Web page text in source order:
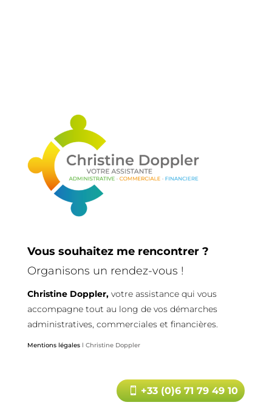
Vous souhaitez me rencontrer ?
Organisons un rendez-vous !
Christine Doppler, votre assistance qui vous
accompagne tout au long de vos démarches
administratives, commerciales et financières.
Mentions légalesl Christine Doppler
+33 (0)6 71 79 49 10